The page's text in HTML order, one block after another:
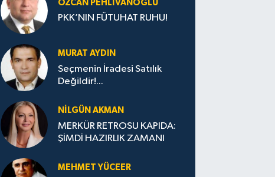
ÖZCAN PEHLIVANOĞLU
PKK’NIN FÜTUHAT RUHU!
MURAT AYDIN
Seçmenin İradesi Satılık
Değildir!...
NILGÜN AKMAN
MERKÜR RETROSU KAPIDA:
ŞİMDİ HAZIRLIK ZAMANI
MEHMET YÜCEER